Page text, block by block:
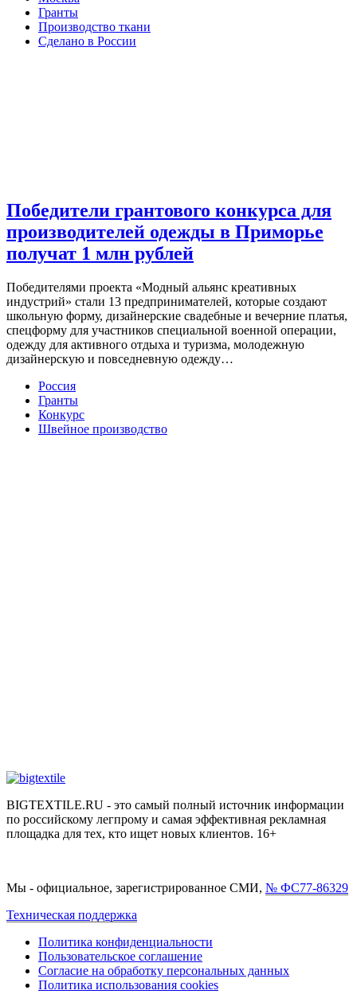
Гранты
Производство ткани
Сделано в России
Победители грантового конкурса для
производителей одежды в Приморье
получат 1 млн рублей
Победителями проекта «Модный альянс креативных
индустрий» стали 13 предпринимателей, которые создают
школьную форму, дизайнерские свадебные и вечерние платья,
спецформу для участников специальной военной операции,
одежду для активного отдыха и туризма, молодежную
дизайнерскую и повседневную одежду…
Россия
Гранты
Конкурс
Швейное производство
BIGTEXTILE.RU - это самый полный источник информации
по российскому легпрому и самая эффективная рекламная
площадка для тех, кто ищет новых клиентов. 16+
Мы - официальное, зарегистрированное СМИ, № ФС77-86329
Техническая поддержка
Политика конфиденциальности
Пользовательское соглашение
Согласие на обработку персональных данных
Политика использования cookies